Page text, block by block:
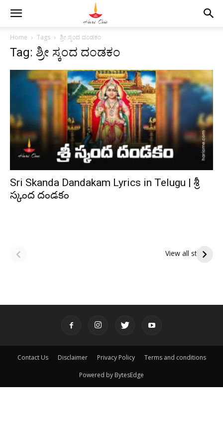
Home Tags ಶ್ರೀ ಸ್ಕಂದ ದಂಡಕಂ
Tag: ಶ್ರೀ ಸ್ಕಂದ ದಂಡಕಂ
Sri Skanda Dandakam Lyrics in Telugu | శ్రీ
స్కంద దండకం
View all stories
పితృదేవతల ఆశీర్వాదం
ఇంద్రకీలాద్రి గిరి ప్రదక్షిణ
Contact Us Disclaimer Privacy Policy Terms and conditions
Powered by BytesEdge